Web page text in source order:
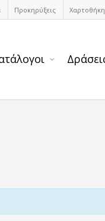
Προκηρύξεις Χαρτοθήκη